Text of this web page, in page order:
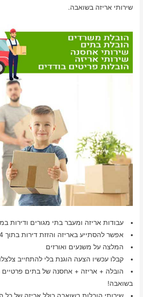
שירותי אריזה בשואבה.
עבודות אריזה ומעבר בתי מגורים ודירות
אפשר להסתייע באריזה והזזת דירות בתוך 24 שעות
המלצה על משנעים ואורזים
קבלו עכשיו הצעה הוגנת בלי להתחייב
הובלה + אריזה + אחסנה של בתים פרטיים
בשואבה!